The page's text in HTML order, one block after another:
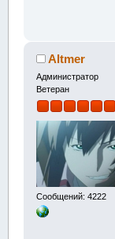
Altmer
Администратор
Ветеран
Сообщений: 4222